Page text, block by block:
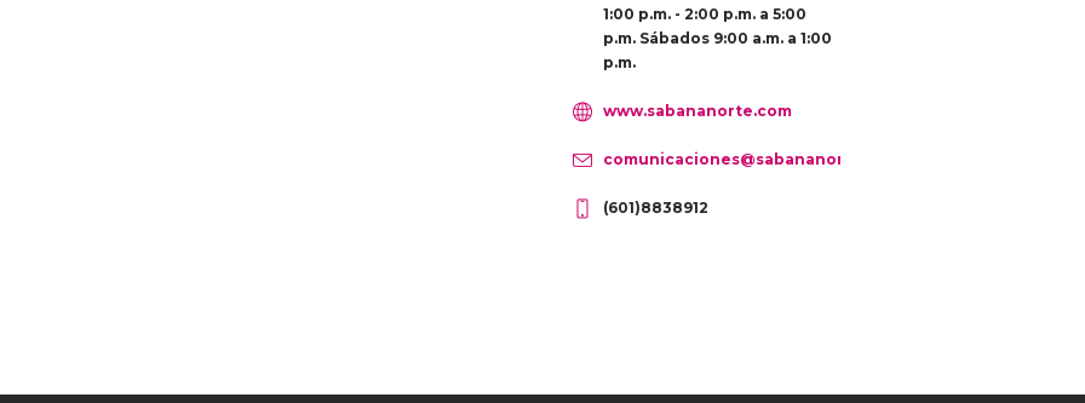
1:00 p.m. - 2:00 p.m. a 5:00
p.m. Sábados 9:00 a.m. a 1:00
p.m.
www.sabananorte.com
comunicaciones@sabananorte.com
(601)8838912